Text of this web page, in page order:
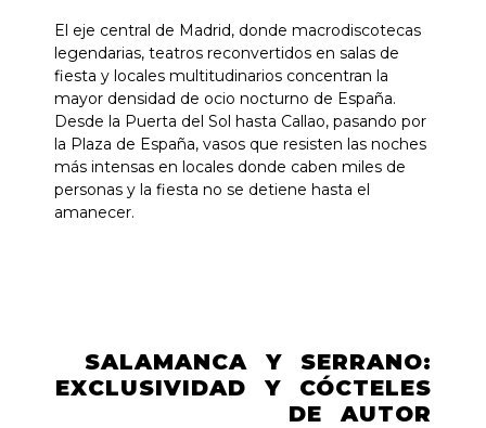
El eje central de Madrid, donde macrodiscotecas
legendarias, teatros reconvertidos en salas de
fiesta y locales multitudinarios concentran la
mayor densidad de ocio nocturno de España.
Desde la Puerta del Sol hasta Callao, pasando por
la Plaza de España, vasos que resisten las noches
más intensas en locales donde caben miles de
personas y la fiesta no se detiene hasta el
amanecer.
SALAMANCA Y SERRANO:
EXCLUSIVIDAD Y CÓCTELES
DE AUTOR